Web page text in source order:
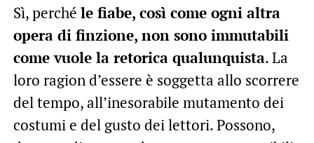
Sì, perché le fiabe, così come ogni altra
opera di finzione, non sono immutabili
come vuole la retorica qualunquista. La
loro ragion d’essere è soggetta allo scorrere
del tempo, all’inesorabile mutamento dei
costumi e del gusto dei lettori. Possono,